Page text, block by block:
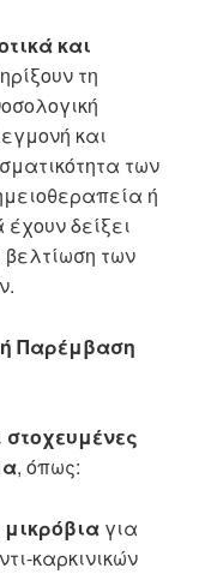
και
τη
και
των
ή
δείξει
των
Παρέμβαση
στοχευμένες
, όπως:
για
καρκινικών